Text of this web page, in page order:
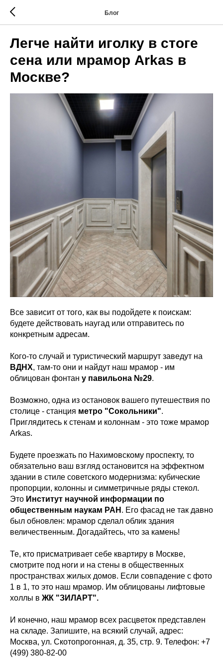
Блог
Легче найти иголку в стоге
сена или мрамор Arkas в
Москве?
Все зависит от того, как вы подойдете к поискам:
будете действовать наугад или отправитесь по
конкретным адресам.
Кого-то случай и туристический маршрут заведут на
ВДНХ, там-то они и найдут наш мрамор - им
облицован фонтан у павильона №29.
Возможно, одна из остановок вашего путешествия по
столице - станция метро "Сокольники".
Приглядитесь к стенам и колоннам - это тоже мрамор
Arkas.
Будете проезжать по Нахимовскому проспекту, то
обязательно ваш взгляд остановится на эффектном
здании в стиле советского модернизма: кубические
пропорции, колонны и симметричные ряды стекол.
Это Институт научной информации по
общественным наукам РАН . Его фасад не так давно
был обновлен: мрамор сделал облик здания
величественным. Догадайтесь, что за камень!
Те, кто присматривает себе квартиру в Москве,
смотрите под ноги и на стены в общественных
пространствах жилых домов. Если совпадение с фото
1 в 1, то это наш мрамор. Им облицованы лифтовые
холлы в ЖК "ЗИЛАРТ".
И конечно, наш мрамор всех расцветок представлен
на складе. Запишите, на всякий случай, адрес:
Москва, ул. Скотопрогонная, д. 35, стр. 9. Телефон: +7
(499) 380-82-00